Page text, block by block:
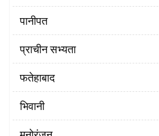
पानीपत
प्राचीन सभ्यता
फतेहाबाद
भिवानी